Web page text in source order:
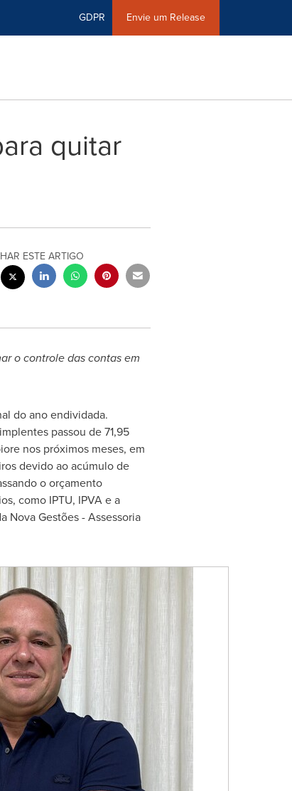
GDPR Envie um Release
quitar
ESTE ARTIGO
o controle das contas em
do ano endividada.
passou de 71,95
nos próximos meses, em
devido ao acúmulo de
o orçamento
como IPTU, IPVA e a
Nova Gestões - Assessoria